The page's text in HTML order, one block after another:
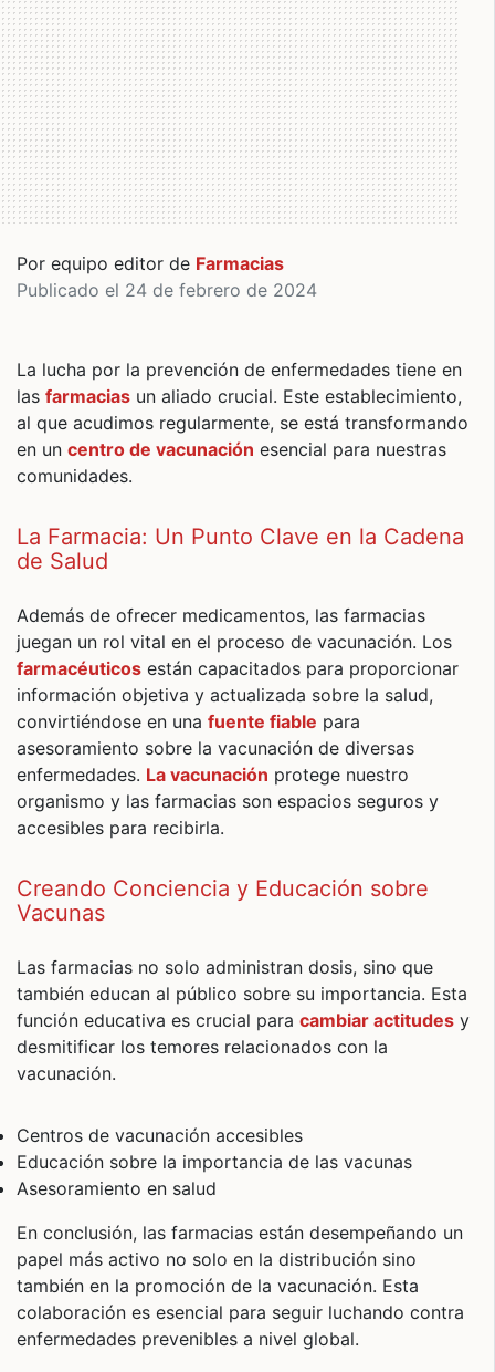
Por equipo editor de Farmacias
Publicado el 24 de febrero de 2024
La lucha por la prevención de enfermedades tiene en
las farmacias un aliado crucial. Este establecimiento,
al que acudimos regularmente, se está transformando
en un centro de vacunación esencial para nuestras
comunidades.
La Farmacia: Un Punto Clave en la Cadena
de Salud
Además de ofrecer medicamentos, las farmacias
juegan un rol vital en el proceso de vacunación. Los
farmacéuticos están capacitados para proporcionar
información objetiva y actualizada sobre la salud,
convirtiéndose en una fuente fiable para
asesoramiento sobre la vacunación de diversas
enfermedades. La vacunación protege nuestro
organismo y las farmacias son espacios seguros y
accesibles para recibirla.
Creando Conciencia y Educación sobre
Vacunas
Las farmacias no solo administran dosis, sino que
también educan al público sobre su importancia. Esta
función educativa es crucial para cambiar actitudes y
desmitificar los temores relacionados con la
vacunación.
Centros de vacunación accesibles
Educación sobre la importancia de las vacunas
Asesoramiento en salud
En conclusión, las farmacias están desempeñando un
papel más activo no solo en la distribución sino
también en la promoción de la vacunación. Esta
colaboración es esencial para seguir luchando contra
enfermedades prevenibles a nivel global.